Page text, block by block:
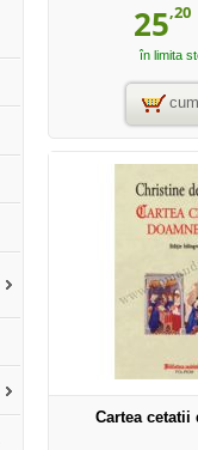
25,20
în limita
Cartea cetatii